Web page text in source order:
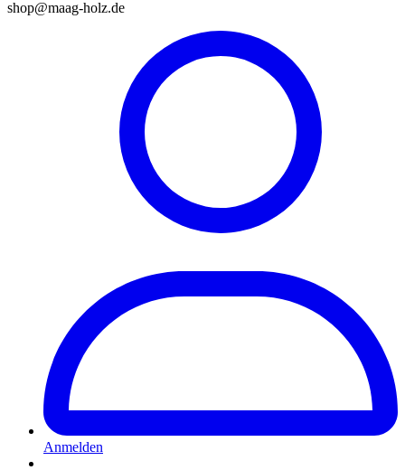
shop@maag-holz.de
Anmelden